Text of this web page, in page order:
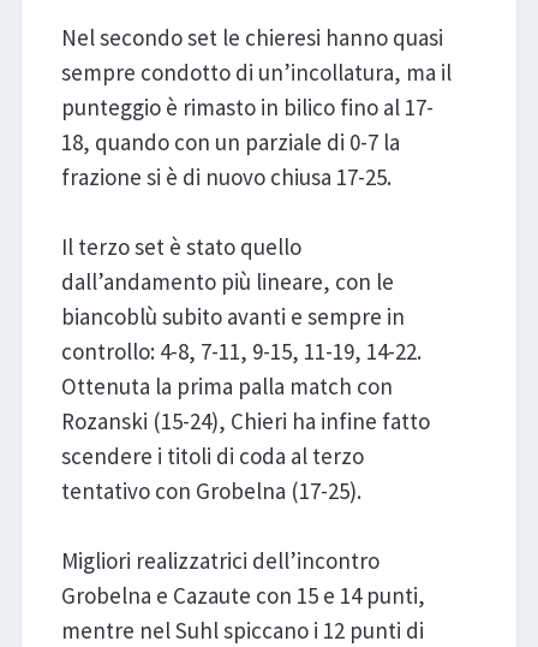
Nel secondo set le chieresi hanno quasi
sempre condotto di un’incollatura, ma il
punteggio è rimasto in bilico fino al 17-
18, quando con un parziale di 0-7 la
frazione si è di nuovo chiusa 17-25.
Il terzo set è stato quello
dall’andamento più lineare, con le
biancoblù subito avanti e sempre in
controllo: 4-8, 7-11, 9-15, 11-19, 14-22.
Ottenuta la prima palla match con
Rozanski (15-24), Chieri ha infine fatto
scendere i titoli di coda al terzo
tentativo con Grobelna (17-25).
Migliori realizzatrici dell’incontro
Grobelna e Cazaute con 15 e 14 punti,
mentre nel Suhl spiccano i 12 punti di